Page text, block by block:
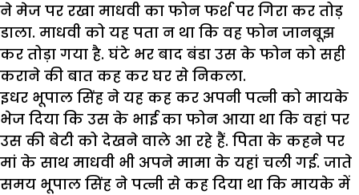
ने मेज पर रखा माधवी का फोन फर्श पर गिरा कर तोड़
डाला. माधवी को यह पता न था कि वह फोन जानबूझ
कर तोड़ा गया है. घंटे भर बाद बंडा उस के फोन को सही
कराने की बात कह कर घर से निकला.
इधर भूपाल सिंह ने यह कह कर अपनी पत्नी को मायके
भेज दिया कि उस के भाई का फोन आया था कि वहां पर
उस की बेटी को देखने वाले आ रहे हैं. पिता के कहने पर
मां के साथ माधवी भी अपने मामा के यहां चली गई. जाते
समय भूपाल सिंह ने पत्नी से कह दिया था कि मायके में